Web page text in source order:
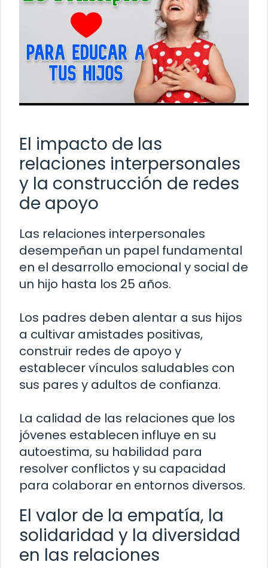
El impacto de las
relaciones interpersonales
y la construcción de redes
de apoyo
Las relaciones interpersonales
desempeñan un papel fundamental
en el desarrollo emocional y social de
un hijo hasta los 25 años.
Los padres deben alentar a sus hijos
a cultivar amistades positivas,
construir redes de apoyo y
establecer vínculos saludables con
sus pares y adultos de confianza.
La calidad de las relaciones que los
jóvenes establecen influye en su
autoestima, su habilidad para
resolver conflictos y su capacidad
para colaborar en entornos diversos.
El valor de la empatía, la
solidaridad y la diversidad
en las relaciones